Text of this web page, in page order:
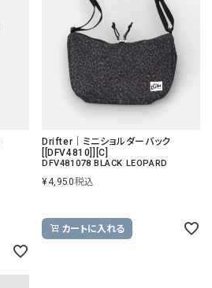
Drifter｜ミニショルダーバック
[[DFV4810]][C]
DFV481078 BLACK LEOPARD
¥4,950税込
カートに入れる